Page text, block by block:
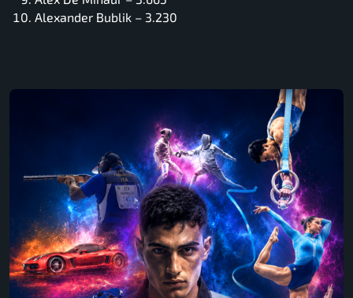
Alexander Bublik – 3.230